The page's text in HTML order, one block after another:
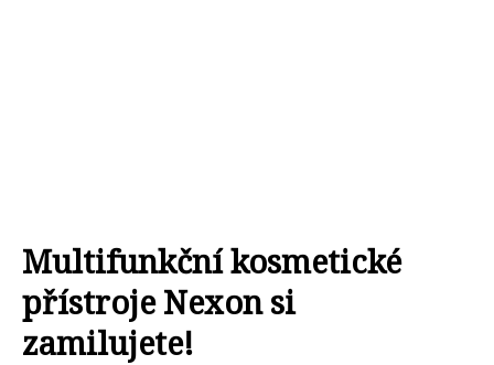
Multifunkční kosmetické
přístroje Nexon si
zamilujete!